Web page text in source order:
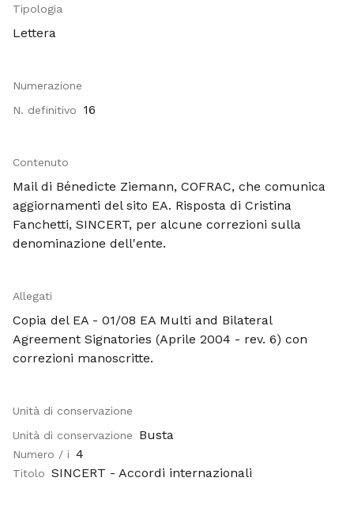
Tipologia
Lettera
Numerazione
N. definitivo
16
Contenuto
Mail di Bénedicte Ziemann, COFRAC, che comunica
aggiornamenti del sito EA. Risposta di Cristina
Fanchetti, SINCERT, per alcune correzioni sulla
denominazione dell'ente.
Allegati
Copia del EA - 01/08 EA Multi and Bilateral
Agreement Signatories (Aprile 2004 - rev. 6) con
correzioni manoscritte.
Unità di conservazione
Unità di conservazione
Busta
Numero / i 4
Titolo SINCERT - Accordi internazionali